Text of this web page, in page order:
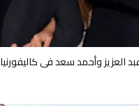
العزيز وأحمد سعد فى كاليفورنيا